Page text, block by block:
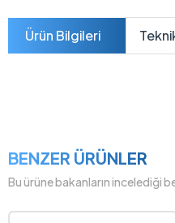
Ürün Bilgileri
BENZER ÜRÜNLER
Bu ürüne bakanların incelediği